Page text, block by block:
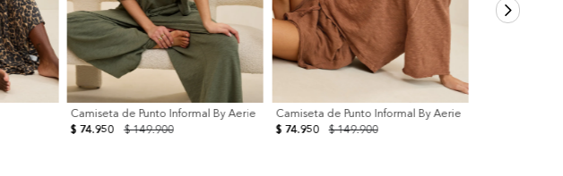
Camiseta de Punto Informal By Aerie
$ 149.900
$ 74.950
Camiseta de Punto Informal By Aerie
$ 149.900
$ 74.950